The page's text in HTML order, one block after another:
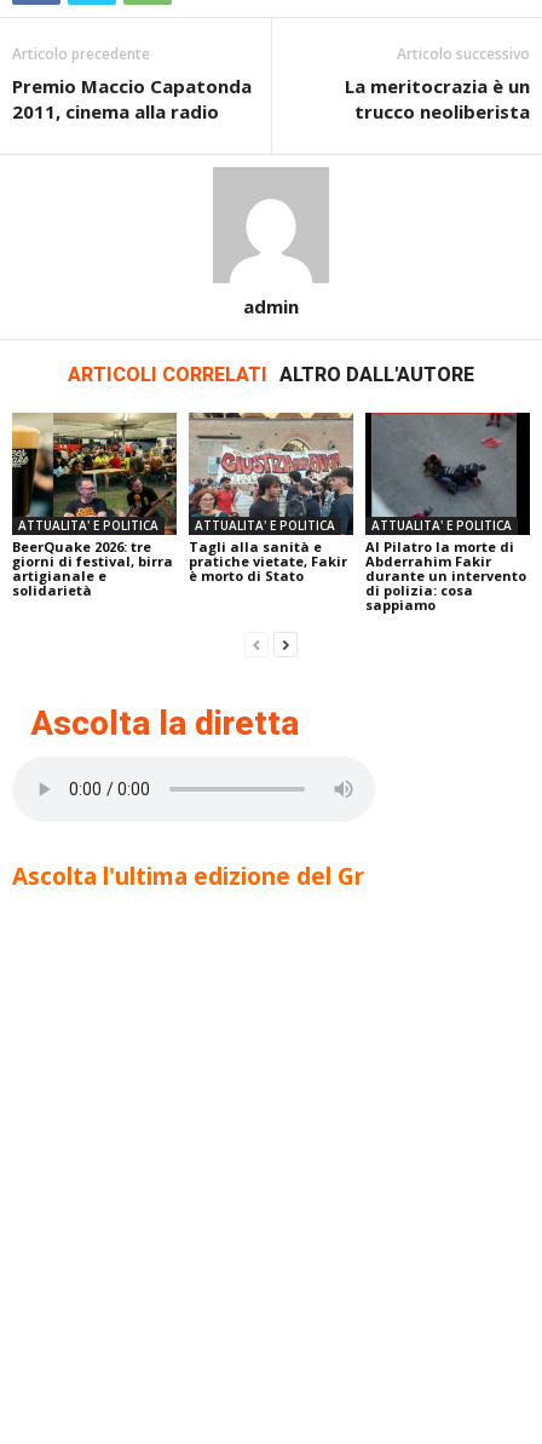
Articolo precedente
Premio Maccio Capatonda
2011, cinema alla radio
Articolo successivo
La meritocrazia è un
trucco neoliberista
admin
ARTICOLI CORRELATI ALTRO DALL'AUTORE
ATTUALITA' E POLITICA
BeerQuake 2026: tre
giorni di festival, birra
artigianale e
solidarietà
ATTUALITA' E POLITICA
Tagli alla sanità e
pratiche vietate, Fakir
è morto di Stato
ATTUALITA' E POLITICA
Al Pilatro la morte di
Abderrahim Fakir
durante un intervento
di polizia: cosa
sappiamo
Ascolta la diretta
Ascolta l'ultima edizione del Gr